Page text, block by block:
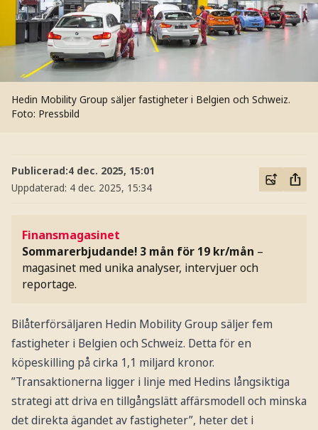
Hedin Mobility Group säljer fastigheter i Belgien och Schweiz.
Foto: Pressbild
Publicerad:4 dec. 2025, 15:01
Uppdaterad: 4 dec. 2025, 15:34
Finansmagasinet
Sommarerbjudande! 3 mån för 19 kr/mån –
magasinet med unika analyser, intervjuer och
reportage.
Bilåterförsäljaren Hedin Mobility Group säljer fem
fastigheter i Belgien och Schweiz. Detta för en
köpeskilling på cirka 1,1 miljard kronor.
”Transaktionerna ligger i linje med Hedins långsiktiga
strategi att driva en tillgångslätt affärsmodell och minska
det direkta ägandet av fastigheter”, heter det i